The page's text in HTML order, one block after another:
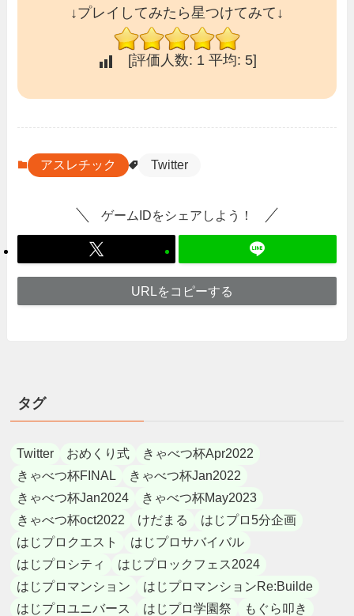
↓プレイしてみたら星つけてみて↓
[評価人数: 1 平均: 5]
アスレチック Twitter
ゲームIDをシェアしよう！
URLをコピーする
タグ
Twitter おめくり式
きゃべつ杯Apr2022
きゃべつ杯FINAL
きゃべつ杯Jan2022
きゃべつ杯Jan2024
きゃべつ杯May2023
きゃべつ杯oct2022
けだまる
はじプロ5分企画
はじプロクエスト
はじプロサバイバル
はじプロシティ
はじプロックフェス2024
はじプロマンション
はじプロマンションRe:Builde
はじプロユニバース
はじプロ学園祭
もぐら叩き